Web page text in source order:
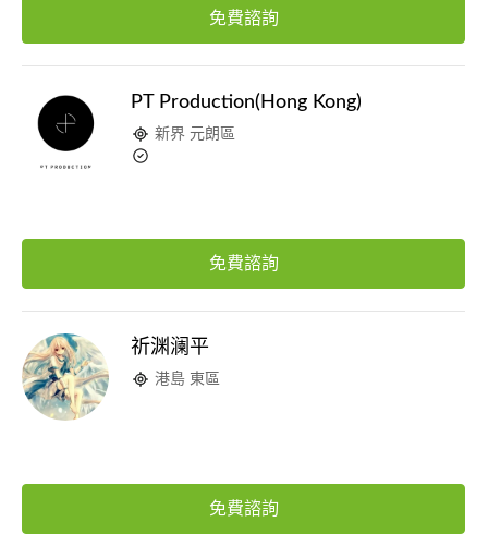
免費諮詢
PT Production(Hong Kong)
新界 元朗區
免費諮詢
祈渊澜平
港島 東區
免費諮詢